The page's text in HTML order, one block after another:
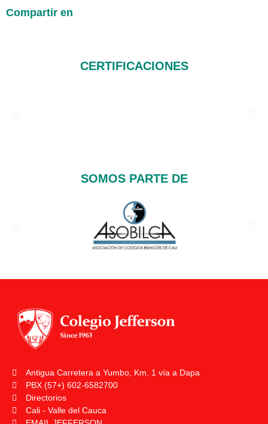
Compartir en
CERTIFICACIONES
SOMOS PARTE DE
Antigua Carretera a Yumbo, Km. 1 vía a Dapa
PBX (57+) 602-6582700
Directorios
Cali - Valle del Cauca